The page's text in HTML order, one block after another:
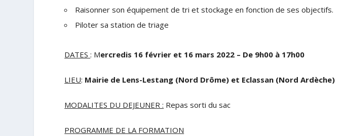
Raisonner son équipement de tri et stockage en fonction de ses objectifs.
Piloter sa station de triage
DATES: Mercredis 16 février et 16 mars 2022 – De 9h00 à 17h00
LIEU: Mairie de Lens-Lestang (Nord Drôme) et Eclassan (Nord Ardèche)
MODALITES DU DEJEUNER : Repas sorti du sac
PROGRAMME DE LA FORMATION